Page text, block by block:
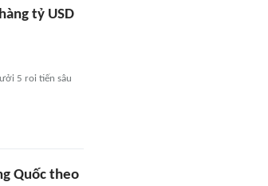
tỷ USD
5 roi tiến sâu
Quốc theo